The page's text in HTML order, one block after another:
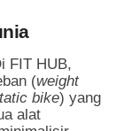
FIT HUB,
(weight
bike) yang
alat